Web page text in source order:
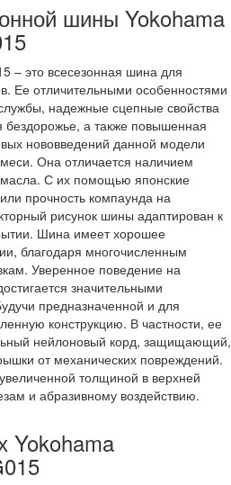
шины Yokohama
– это всесезонная шина для
Ее отличительными особенностями
надежные сцепные свойства
а также повышенная
нововведений данной модели
Она отличается наличием
С их помощью японские
прочность компаунда на
рисунок шины адаптирован к
Шина имеет хорошее
благодаря многочисленным
Уверенное поведение на
значительными
предназначенной и для
конструкцию. В частности, ее
нейлоновый корд, защищающий,
от механических повреждений.
толщиной в верхней
и абразивному воздействию.
Yokohama